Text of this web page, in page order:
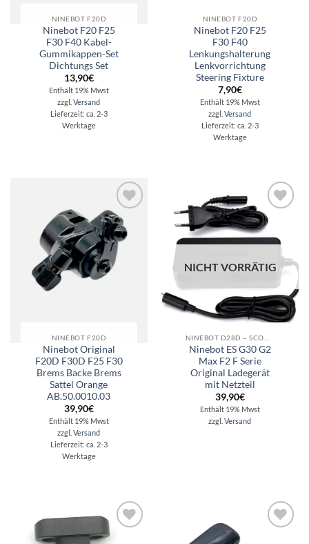
NINEBOT F20D
Ninebot F20 F25
F30 F40 Kabel-
Gummikappen-Set
Dichtungs Set
13,90€
Enthält 19% Mwst
zzgl.Versand
Lieferzeit: ca. 2-3
Werktage
NINEBOT F20D
Ninebot F20 F25
F30 F40
Lenkungshalterung
Lenkvorrichtung
Steering Fixture
7,90€
Enthält 19% Mwst
zzgl.Versand
Lieferzeit: ca. 2-3
Werktage
Auf die
Wunschliste
NINEBOT F20D
Ninebot Original
F20D F30D F25 F30
Brems Backe Brems
Sattel Orange
AB.50.0010.03
39,90€
Enthält 19% Mwst
zzgl.Versand
Lieferzeit: ca. 2-3
Werktage
Auf die
Wunschliste
NICHT VORRÄTIG
Ninebot ES G30 G2
Max F2 F Serie
Original Ladegerät
mit Netzteil
39,90€
Enthält 19% Mwst
zzgl.Versand
Auf die